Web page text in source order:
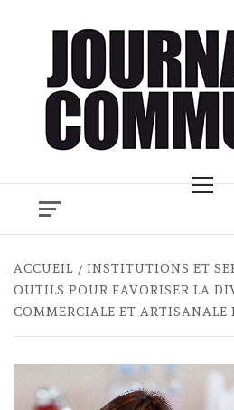
Menu
ACCUEIL INSTITUTIONS ET
OUTILS POUR FAVORISER LA
COMMERCIALE ET ARTISANALE